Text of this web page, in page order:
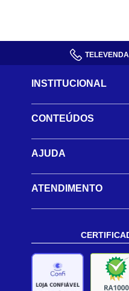
INSTITUCIONAL
CONTEÚDOS
AJUDA
ATENDIMENTO